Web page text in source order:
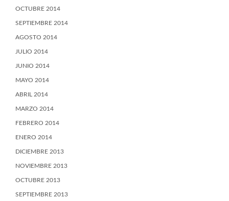
OCTUBRE 2014
SEPTIEMBRE 2014
AGOSTO 2014
JULIO 2014
JUNIO 2014
MAYO 2014
ABRIL 2014
MARZO 2014
FEBRERO 2014
ENERO 2014
DICIEMBRE 2013
NOVIEMBRE 2013
OCTUBRE 2013
SEPTIEMBRE 2013